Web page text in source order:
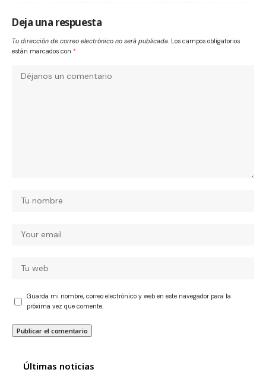
Deja una respuesta
Tu dirección de correo electrónico no será publicada. Los campos obligatorios
están marcados con *
Guarda mi nombre, correo electrónico y web en este navegador para la
próxima vez que comente.
Últimas noticias